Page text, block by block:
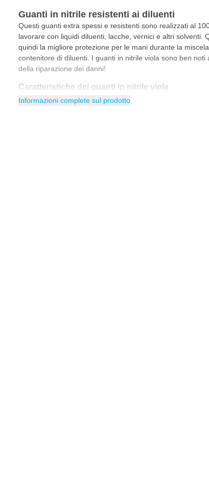
Guanti in nitrile resistenti ai diluenti
Questi guanti extra spessi e resistenti sono realizzati al
lavorare con liquidi diluenti, lacche, vernici e altri solventi.
quindi la migliore protezione per le mani durante la
contenitore di diluenti. I guanti in nitrile viola sono ben
della riparazione dei danni!
Caratteristiche dei guanti in nitrile viola
Elevato comfort di utilizzo
Informazioni complete sul prodotto